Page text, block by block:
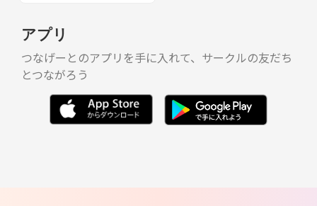
アプリ
つなげーとのアプリを手に入れて、サークルの友だち
とつながろう